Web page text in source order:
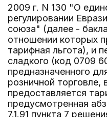
2009 г. N 130 "О
регулировании
союза" (далее -
отношении которых
тарифная льгота), и
сладкого (код 0709
предназначенного
розничной торговле,
предоставляется
предусмотренная
7.1.91 пункта 7